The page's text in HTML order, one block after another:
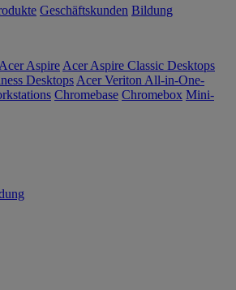
Geschäftskunden Bildung
Aspire Acer Aspire Classic Desktops
Desktops Acer Veriton All-in-One-
Chromebase Chromebox Mini-